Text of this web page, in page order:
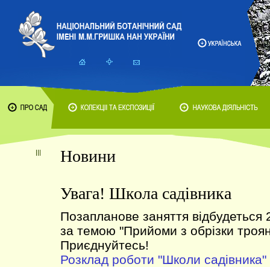
Новини
Увага! Школа садівника
Позапланове заняття
за темою "Прийоми з обрізки
Приєднуйтесь!
Розклад роботи "Школи садівника"